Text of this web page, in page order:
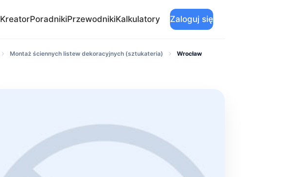
KreatorPoradnikiPrzewodnikiKalkulatory Zaloguj się
Montaż ściennych listew dekoracyjnych (sztukateria) Wrocław